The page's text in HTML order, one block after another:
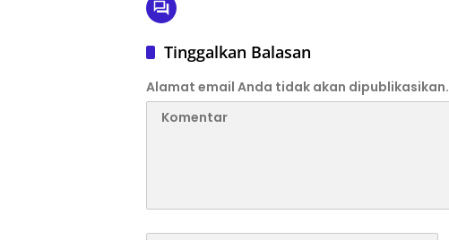
Tinggalkan Balasan
Alamat email Anda tidak akan dipublikasikan.